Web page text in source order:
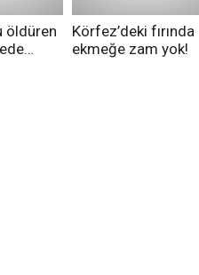
öldüren
Körfez’deki fırında
ekmeğe zam yok!